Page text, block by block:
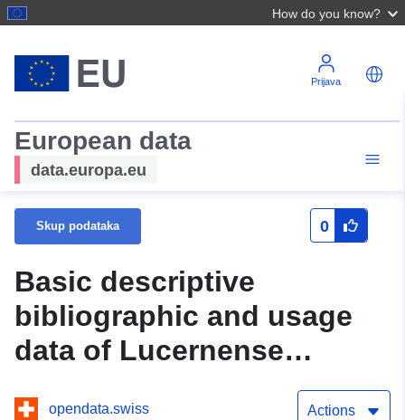
How do you know?
Prijava
European data
data.europa.eu
Skup podataka 0
Basic descriptive
bibliographic and usage
data of Lucernense
collections 17.-21. century
opendata.swiss Actions